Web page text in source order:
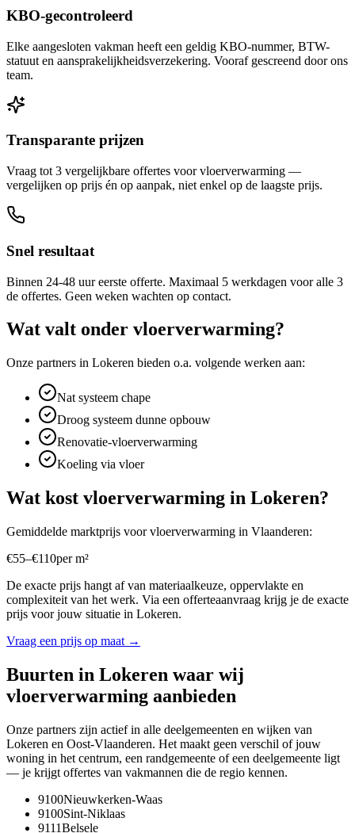
KBO-gecontroleerd
Elke aangesloten vakman heeft een geldig KBO-nummer, BTW-
statuut en aansprakelijkheidsverzekering. Vooraf gescreend door ons
team.
Transparante prijzen
Vraag tot 3 vergelijkbare offertes voor vloerverwarming —
vergelijken op prijs én op aanpak, niet enkel op de laagste prijs.
Snel resultaat
Binnen 24-48 uur eerste offerte. Maximaal 5 werkdagen voor alle 3
de offertes. Geen weken wachten op contact.
Wat valt onder vloerverwarming?
Onze partners in Lokeren bieden o.a. volgende werken aan:
Nat systeem chape
Droog systeem dunne opbouw
Renovatie-vloerverwarming
Koeling via vloer
Wat kost vloerverwarming in Lokeren?
Gemiddelde marktprijs voorvloerverwarming in Vlaanderen:
€55–€110perm²
De exacte prijs hangt af van materiaalkeuze, oppervlakte en
complexiteit van het werk. Via een offerteaanvraag krijg je de exacte
prijs voor jouw situatie in Lokeren.
Vraag een prijs op maat →
Buurten in Lokeren waar wij
vloerverwarming aanbieden
Onze partners zijn actief in alle deelgemeenten en wijken van
Lokeren en Oost-Vlaanderen. Het maakt geen verschil of jouw
woning in het centrum, een randgemeente of een deelgemeente ligt
— je krijgt offertes van vakmannen die de regio kennen.
9100Nieuwkerken-Waas
9100Sint-Niklaas
9111Belsele